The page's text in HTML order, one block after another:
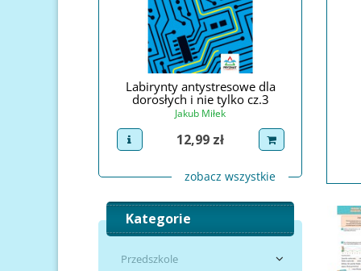
dodaj do koszyka
Labirynty antystresowe dla
dorosłych i nie tylko cz.3
Jakub Miłek
view productCena
12,99 zł dodaj do koszyka
Zadania
Jadwiga
zobacz wszystkie
Kategorie
Przedszkole